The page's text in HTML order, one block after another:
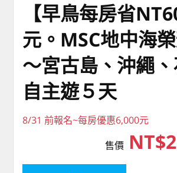
【早鳥每房省
元。MSC地中海榮
～宮古島、沖繩
自主遊５天
8/31 前報名~每房優惠6,000元
售價